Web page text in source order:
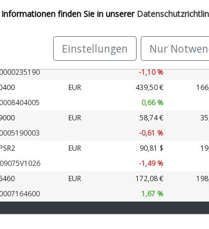
212,57 €
-1,10 %
EUR 439,50 €
0,66 %
EUR 58,74 €
-0,61 %
EUR 90,80 $
-1,50 %
EUR 172,08 €
1,67 %
finden Sie in unserer
Einstellungen Nur